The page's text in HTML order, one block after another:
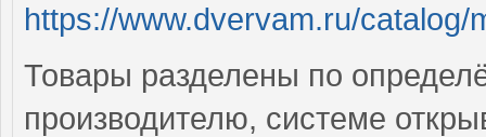
https://www.dvervam.ru/
Товары разделены по
производителю, системе